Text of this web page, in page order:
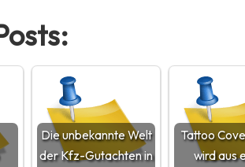
Die unbekannte Welt
der Kfz-Gutachten in
Tattoo
wird aus